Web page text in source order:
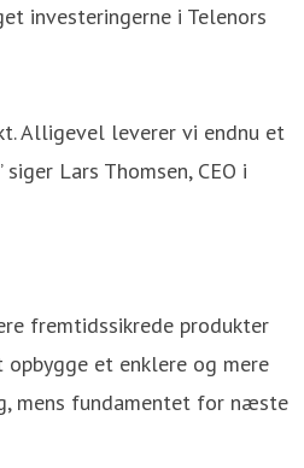
investeringerne i Telenors
Alligevel leverer vi endnu et
Lars Thomsen, CEO i
fremtidssikrede produkter
et enklere og mere
mens fundamentet for næste